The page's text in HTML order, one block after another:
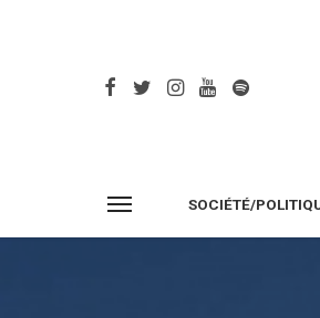
SOCIÉTÉ/